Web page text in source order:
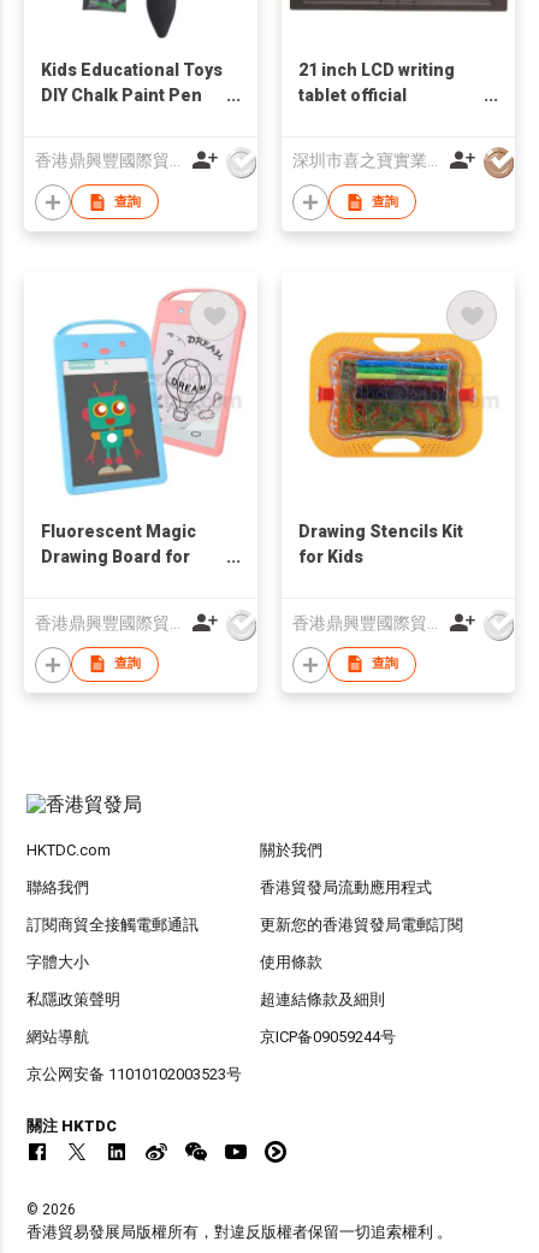
Kids Educational Toys
DIY Chalk Paint Pen
香港鼎興豐國際貿易有限公司
查詢
21 inch LCD writing
tablet official
children's panels LCD
drawing board
深圳市喜之寶實業有限公司
查詢
Fluorescent Magic
Drawing Board for
查詢
Drawing Stencils Kit
for Kids
查詢
HKTDC.com 關於我們
聯絡我們 香港貿發局流動應用程式
訂閱商貿全接觸電郵通訊 更新您的香港貿發局電郵訂閱
字體大小 使用條款
私隱政策聲明 超連結條款及細則
網站導航 京ICP备09059244号
京公网安备 11010102003523号
關注 HKTDC
© 2026
香港貿易發展局版權所有，對違反版權者保留一切追索權利 。